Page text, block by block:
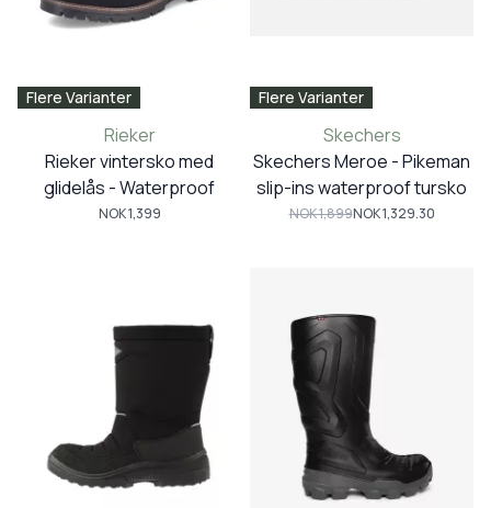
Flere Varianter
Rieker
Rieker vintersko med
glidelås - Waterproof
NOK 1,399
Flere Varianter
Skechers
Skechers Meroe - Pikeman
slip-ins waterproof tursko
NOK 1,899NOK 1,329.30